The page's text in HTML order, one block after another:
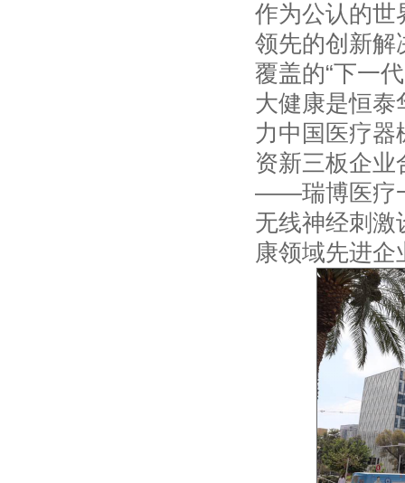
作为公认的世
领先的创新解
覆盖的“下一
大健康是恒泰
力中国医疗
资新三板企
——瑞博医疗
无线神经刺激
康领域先进